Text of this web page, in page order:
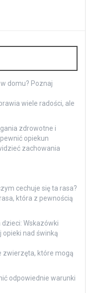
domu? Poznaj
wiele radości, ale
zdrowotne i
opiekun
zachowania
cechuje się ta rasa?
która z pewnością
Wskazówki
nad świnką
zwierzęta, które mogą
odpowiednie warunki